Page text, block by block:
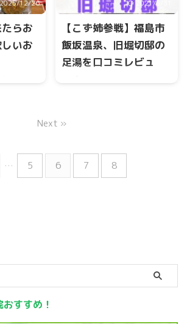
。 昼も
お店で
ーメン
徹底レ
2025/12/26
らお
いお
2021/5/31
【こず姉参戦】福島市
飯坂温泉、旧堀切邸の
足湯を口コミレビュ
す。 温度が分かれており、入
切邸の足湯に迫って行きま
… 5 6 7 8
Next »
すすめ！